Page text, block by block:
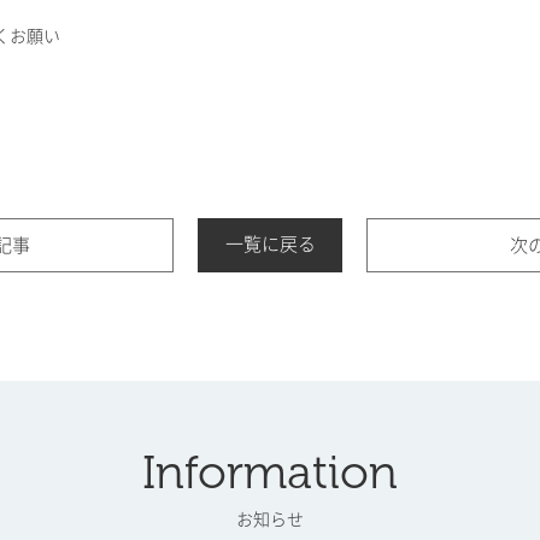
お願い
事 一覧に戻る 次
Information
お知らせ